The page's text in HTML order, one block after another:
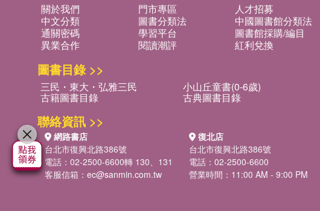
關於我們 門市專區 人才招募
中文分類
圖書分類法 中國圖書館分類法
通關密碼
學習平台 圖書館採購/編目
異業合作
閱讀潮評 紅利兌換
圖書目錄 >>
三民・東大・弘雅三民 小山丘童書(0-6歲)
古籍圖書目錄 古典圖書目錄
聯絡資訊 >>
網路書店
台北市復興北路386號
電話：02-2500-6600轉 130、131
客服信箱： ec@sanmin.com.tw
復北店
台北市復興北路386號
電話：02-2500-6600
營業時間：11:00 AM - 9:00 PM